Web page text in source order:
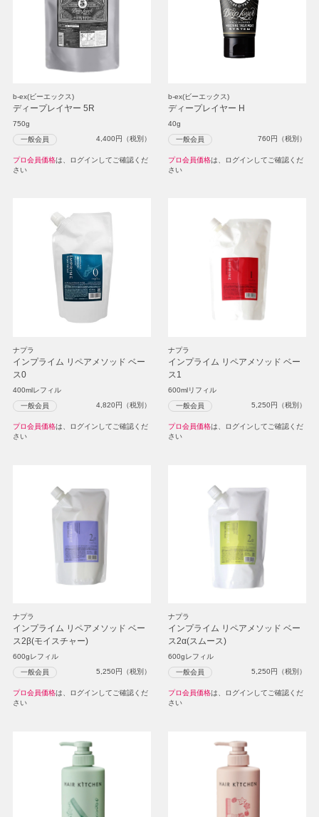
b-ex(ビーエックス)
ディープレイヤー 5R
750g
一般会員 4,400円（税別）
プロ会員価格は、ログインしてご確認くだ
さい
b-ex(ビーエックス)
ディープレイヤー H
40g
一般会員 760円（税別）
プロ会員価格は、ログインしてご確認くだ
さい
ナプラ
インプライム リペアメソッド ベー
ス0
400mlレフィル
一般会員 4,820円（税別）
プロ会員価格は、ログインしてご確認くだ
さい
ナプラ
インプライム リペアメソッド ベー
ス1
600mlリフィル
一般会員 5,250円（税別）
プロ会員価格は、ログインしてご確認くだ
さい
ナプラ
インプライム リペアメソッド ベー
ス2β(モイスチャー)
600gレフィル
一般会員 5,250円（税別）
プロ会員価格は、ログインしてご確認くだ
さい
ナプラ
インプライム リペアメソッド ベー
ス2α(スムース)
600gレフィル
一般会員 5,250円（税別）
プロ会員価格は、ログインしてご確認くだ
さい